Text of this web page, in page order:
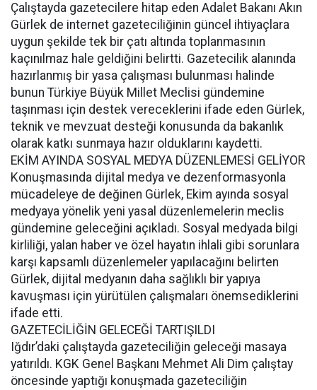
Çalıştayda gazetecilere hitap eden Adalet Bakanı Akın
Gürlek de internet gazeteciliğinin güncel ihtiyaçlara
uygun şekilde tek bir çatı altında toplanmasının
kaçınılmaz hale geldiğini belirtti. Gazetecilik alanında
hazırlanmış bir yasa çalışması bulunması halinde
bunun Türkiye Büyük Millet Meclisi gündemine
taşınması için destek vereceklerini ifade eden Gürlek,
teknik ve mevzuat desteği konusunda da bakanlık
olarak katkı sunmaya hazır olduklarını kaydetti.
EKİM AYINDA SOSYAL MEDYA DÜZENLEMESİ GELİYOR
Konuşmasında dijital medya ve dezenformasyonla
mücadeleye de değinen Gürlek, Ekim ayında sosyal
medyaya yönelik yeni yasal düzenlemelerin meclis
gündemine geleceğini açıkladı. Sosyal medyada bilgi
kirliliği, yalan haber ve özel hayatın ihlali gibi sorunlara
karşı kapsamlı düzenlemeler yapılacağını belirten
Gürlek, dijital medyanın daha sağlıklı bir yapıya
kavuşması için yürütülen çalışmaları önemsediklerini
ifade etti.
GAZETECİLİĞİN GELECEĞİ TARTIŞILDI
Iğdır’daki çalıştayda gazeteciliğin geleceği masaya
yatırıldı. KGK Genel Başkanı Mehmet Ali Dim çalıştay
öncesinde yaptığı konuşmada gazeteciliğin